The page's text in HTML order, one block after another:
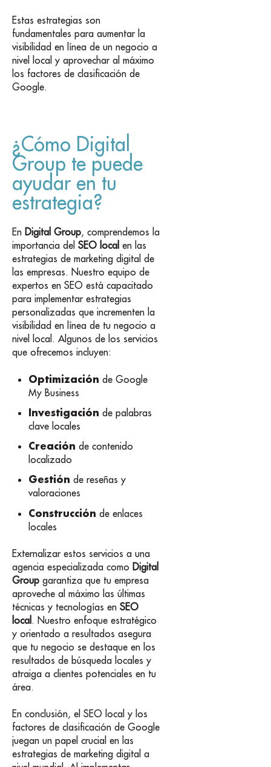
Estas estrategias son
fundamentales para aumentar la
visibilidad en línea de un negocio a
nivel local y aprovechar al máximo
los factores de clasificación de
Google.
¿Cómo Digital
Group te puede
ayudar en tu
estrategia?
En Digital Group, comprendemos la
importancia del SEO local en las
estrategias de marketing digital de
las empresas. Nuestro equipo de
expertos en SEO está capacitado
para implementar estrategias
personalizadas que incrementen la
visibilidad en línea de tu negocio a
nivel local. Algunos de los servicios
que ofrecemos incluyen:
Optimización de Google
My Business
Investigación de palabras
clave locales
Creación de contenido
localizado
Gestión de reseñas y
valoraciones
Construcción de enlaces
locales
Externalizar estos servicios a una
agencia especializada como Digital
Group garantiza que tu empresa
aproveche al máximo las últimas
técnicas y tecnologías en SEO
local . Nuestro enfoque estratégico
y orientado a resultados asegura
que tu negocio se destaque en los
resultados de búsqueda locales y
atraiga a clientes potenciales en tu
área.
En conclusión, el SEO local y los
factores de clasificación de Google
juegan un papel crucial en las
estrategias de marketing digital a